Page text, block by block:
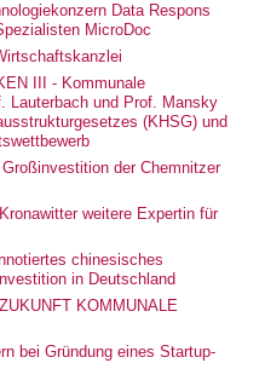
Data Respons
MicroDoc
III - Kommunale
Lauterbach und Prof. Mansky
(KHSG) und
der Chemnitzer
weitere Expertin für
chinesisches
in Deutschland
KOMMUNALE
bei Gründung eines Startup-